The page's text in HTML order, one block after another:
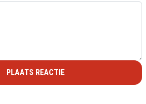
PLAATS REACTIE